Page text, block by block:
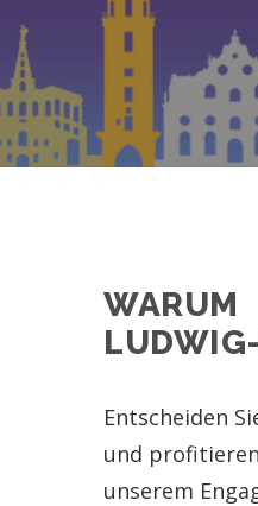
WARUM
Entscheiden
und
unserem